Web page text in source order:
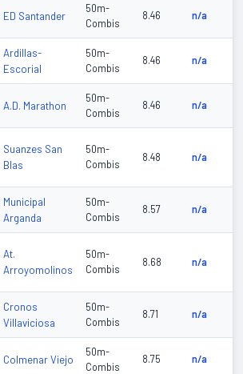
ED Santander
50m-
Combis
8.46 n/a
Ardillas-
Escorial
50m-
Combis
8.46 n/a
A.D. Marathon
50m-
Combis
8.46 n/a
Suanzes San
Blas
50m-
Combis
8.48 n/a
Municipal
Arganda
50m-
Combis
8.57 n/a
At.
Arroyomolinos
50m-
Combis
8.68 n/a
Cronos
Villaviciosa
50m-
Combis
8.71 n/a
Colmenar Viejo
50m-
Combis
8.75 n/a